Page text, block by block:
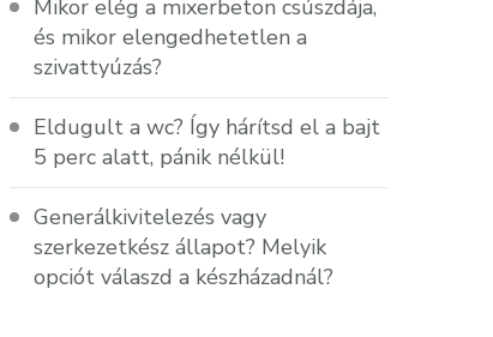
Mikor elég a mixerbeton csúszdája,
és mikor elengedhetetlen a
szivattyúzás?
Eldugult a wc? Így hárítsd el a bajt
5 perc alatt, pánik nélkül!
Generálkivitelezés vagy
szerkezetkész állapot? Melyik
opciót válaszd a készházadnál?